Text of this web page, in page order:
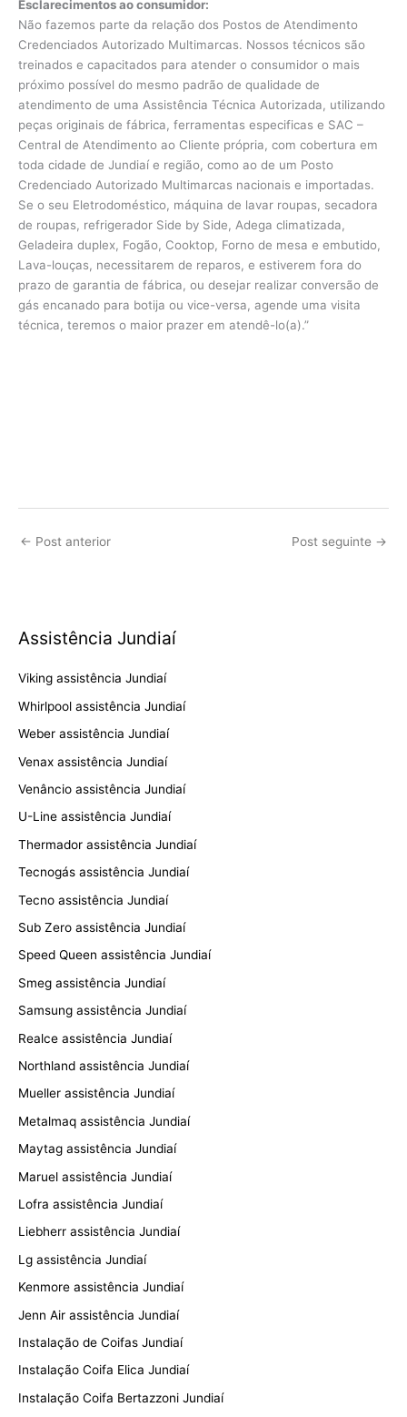
Esclarecimentos ao consumidor:
Não fazemos parte da relação dos Postos de Atendimento
Credenciados Autorizado Multimarcas. Nossos técnicos são
treinados e capacitados para atender o consumidor o mais
próximo possível do mesmo padrão de qualidade de
atendimento de uma Assistência Técnica Autorizada, utilizando
peças originais de fábrica, ferramentas especificas e SAC –
Central de Atendimento ao Cliente própria, com cobertura em
toda cidade de Jundiaí e região, como ao de um Posto
Credenciado Autorizado Multimarcas nacionais e importadas.
Se o seu Eletrodoméstico, máquina de lavar roupas, secadora
de roupas, refrigerador Side by Side, Adega climatizada,
Geladeira duplex, Fogão, Cooktop, Forno de mesa e embutido,
Lava-louças, necessitarem de reparos, e estiverem fora do
prazo de garantia de fábrica, ou desejar realizar conversão de
gás encanado para botija ou vice-versa, agende uma visita
técnica, teremos o maior prazer em atendê-lo(a).”
← Post anterior Post seguinte →
Assistência Jundiaí
Viking assistência Jundiaí
Whirlpool assistência Jundiaí
Weber assistência Jundiaí
Venax assistência Jundiaí
Venâncio assistência Jundiaí
U-Line assistência Jundiaí
Thermador assistência Jundiaí
Tecnogás assistência Jundiaí
Tecno assistência Jundiaí
Sub Zero assistência Jundiaí
Speed Queen assistência Jundiaí
Smeg assistência Jundiaí
Samsung assistência Jundiaí
Realce assistência Jundiaí
Northland assistência Jundiaí
Mueller assistência Jundiaí
Metalmaq assistência Jundiaí
Maytag assistência Jundiaí
Maruel assistência Jundiaí
Lofra assistência Jundiaí
Liebherr assistência Jundiaí
Lg assistência Jundiaí
Kenmore assistência Jundiaí
Jenn Air assistência Jundiaí
Instalação de Coifas Jundiaí
Instalação Coifa Elica Jundiaí
Instalação Coifa Bertazzoni Jundiaí